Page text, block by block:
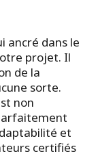
ancré dans le
projet. Il
de la
sorte.
non
et
certifiés